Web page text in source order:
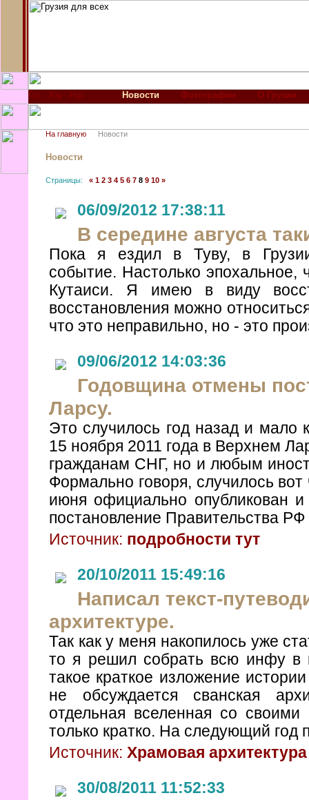
Новости Фотографии О Грузии
На главную Новости
Новости
Страницы: « 1 2 3 4 5 6 7 8 9 10 »
06/09/2012 17:38:11
В середине августа
Пока я ездил в Туву, в
событие. Настолько эпохальное,
Кутаиси. Я имею в виду
восстановления можно
что это неправильно, но - это
09/06/2012 14:03:36
Годовщина отмены
Ларсу.
Это случилось год назад и мало
15 ноября 2011 года в Верхнем
гражданам СНГ, но и любым
Формально говоря, случилось
июня официально опубликован
постановление Правительства
Источник: подробности тут
20/10/2011 15:49:16
Написал текст-
архитектуре.
Так как у меня накопилось уже
то я решил собрать всю инфу в
такое краткое изложение
не обсуждается сванская
отдельная вселенная со
только кратко. На следующий год
Источник: Храмовая
30/08/2011 11:52:33